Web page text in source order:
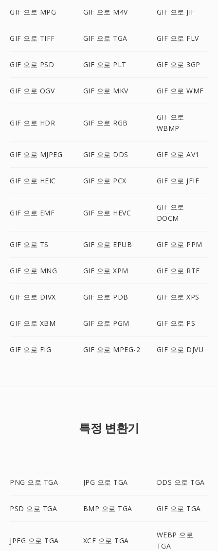
GIF 으로 MPG GIF 으로 M4V GIF 으로 JIF
GIF 으로 TIFF GIF 으로 TGA GIF 으로 FLV
GIF 으로 PSD GIF 으로 PLT GIF 으로 3GP
GIF 으로 OGV GIF 으로 MKV GIF 으로 WMF
GIF 으로 HDR GIF 으로 RGB
GIF 으로
WBMP
GIF 으로 MJPEG GIF 으로 DDS GIF 으로 AV1
GIF 으로 HEIC GIF 으로 PCX GIF 으로 JFIF
GIF 으로 EMF GIF 으로 HEVC
GIF 으로
DOCM
GIF 으로 TS GIF 으로 EPUB GIF 으로 PPM
GIF 으로 MNG GIF 으로 XPM GIF 으로 RTF
GIF 으로 DIVX GIF 으로 PDB GIF 으로 XPS
GIF 으로 XBM GIF 으로 PGM GIF 으로 PS
GIF 으로 FIG GIF 으로 MPEG-2 GIF 으로 DJVU
특정 변환기
PNG 으로 TGA JPG 으로 TGA DDS 으로 TGA
PSD 으로 TGA BMP 으로 TGA GIF 으로 TGA
JPEG 으로 TGA XCF 으로 TGA
WEBP 으로
TGA